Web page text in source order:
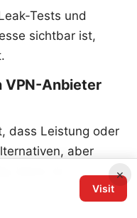
Tests und
sichtbar ist,
VPN-Anbieter
dass Leistung oder
aber
bevor du
×
Visit